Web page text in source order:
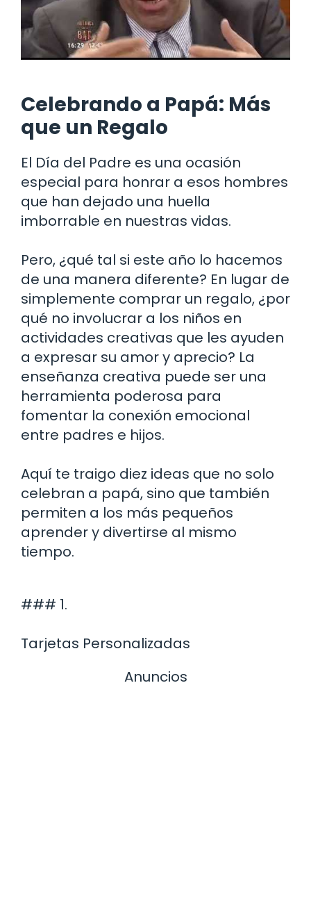
Celebrando a Papá: Más
que un Regalo
El Día del Padre es una ocasión
especial para honrar a esos hombres
que han dejado una huella
imborrable en nuestras vidas.
Pero, ¿qué tal si este año lo hacemos
de una manera diferente? En lugar de
simplemente comprar un regalo, ¿por
qué no involucrar a los niños en
actividades creativas que les ayuden
a expresar su amor y aprecio? La
enseñanza creativa puede ser una
herramienta poderosa para
fomentar la conexión emocional
entre padres e hijos.
Aquí te traigo diez ideas que no solo
celebran a papá, sino que también
permiten a los más pequeños
aprender y divertirse al mismo
tiempo.
### 1.
Tarjetas Personalizadas
Anuncios